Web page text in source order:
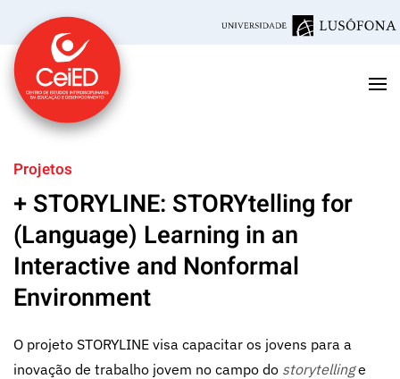
Saltar para o conteúdo principal
Projetos
+ STORYLINE: STORYtelling for
(Language) Learning in an
Interactive and Nonformal
Environment
O projeto STORYLINE visa capacitar os jovens para a
inovação de trabalho jovem no campo do storytellinge